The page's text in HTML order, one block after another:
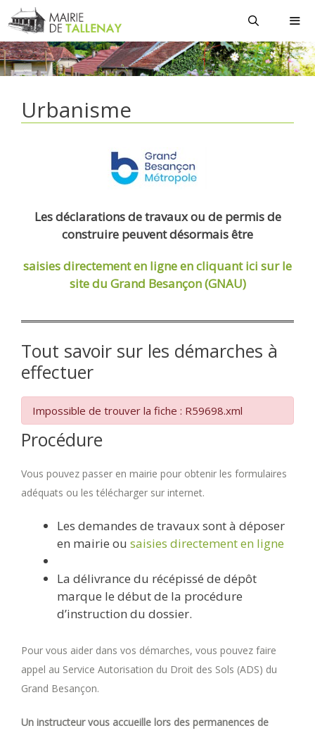
Aller
au
contenu
Urbanisme
Les déclarations de travaux ou de permis de
construire peuvent désormais être
saisies directement en ligneen cliquant ici sur le
site du Grand Besançon (GNAU)
Tout savoir sur les démarches à
effectuer
Impossible de trouver la fiche : R59698.xml
Procédure
Vous pouvez passer en mairie pour obtenir les formulaires
adéquats ou les télécharger sur internet.
Les demandes de travaux sont à déposer
en mairie ou saisies directement en ligne
La délivrance du récépissé de dépôt
marque le début de la procédure
d’instruction du dossier.
Pour vous aider dans vos démarches, vous pouvez faire
appel au Service Autorisation du Droit des Sols (ADS) du
Grand Besançon.
Un instructeur vous accueille lors des permanences de